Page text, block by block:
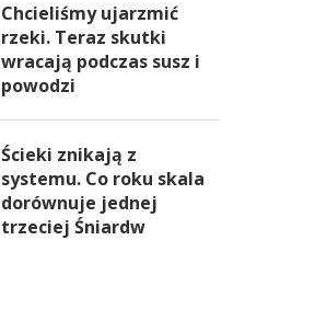
Chcieliśmy ujarzmić
rzeki. Teraz skutki
wracają podczas susz i
powodzi
Ścieki znikają z
systemu. Co roku skala
dorównuje jednej
trzeciej Śniardw